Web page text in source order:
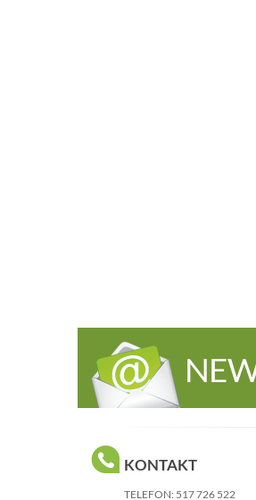
KONTAKT
TELEFON: 517 726 522